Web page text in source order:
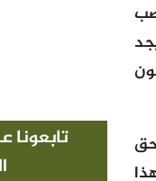
تابعونا